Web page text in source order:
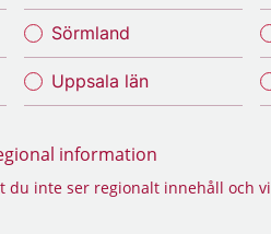
Sörmland
Uppsala län
information
du inte ser regionalt innehåll och